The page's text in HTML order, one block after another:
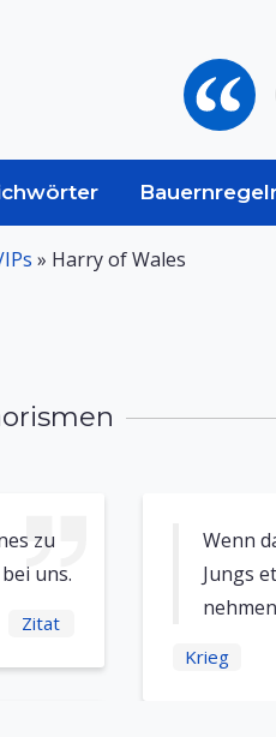
» Harry of Wales
zu
uns.
Zitat
Wenn
Jungs
Krieg